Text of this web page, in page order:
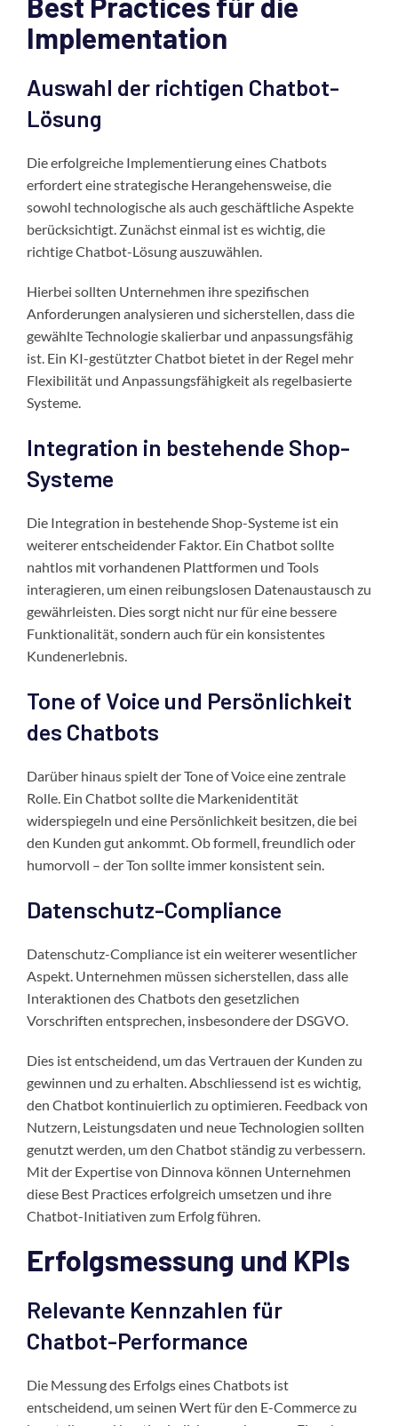
Implementation
Auswahl der richtigen Chatbot-
Lösung
Die erfolgreiche Implementierung eines Chatbots
erfordert eine strategische Herangehensweise, die
sowohl technologische als auch geschäftliche Aspekte
berücksichtigt. Zunächst einmal ist es wichtig, die
richtige Chatbot-Lösung auszuwählen.
Hierbei sollten Unternehmen ihre spezifischen
Anforderungen analysieren und sicherstellen, dass die
gewählte Technologie skalierbar und anpassungsfähig
ist. Ein KI-gestützter Chatbot bietet in der Regel mehr
Flexibilität und Anpassungsfähigkeit als regelbasierte
Systeme.
Integration in bestehende Shop-
Systeme
Die Integration in bestehende Shop-Systeme ist ein
weiterer entscheidender Faktor. Ein Chatbot sollte
nahtlos mit vorhandenen Plattformen und Tools
interagieren, um einen reibungslosen Datenaustausch zu
gewährleisten. Dies sorgt nicht nur für eine bessere
Funktionalität, sondern auch für ein konsistentes
Kundenerlebnis.
Tone of Voice und Persönlichkeit
des Chatbots
Darüber hinaus spielt der Tone of Voice eine zentrale
Rolle. Ein Chatbot sollte die Markenidentität
widerspiegeln und eine Persönlichkeit besitzen, die bei
den Kunden gut ankommt. Ob formell, freundlich oder
humorvoll – der Ton sollte immer konsistent sein.
Datenschutz-Compliance
Datenschutz-Compliance ist ein weiterer wesentlicher
Aspekt. Unternehmen müssen sicherstellen, dass alle
Interaktionen des Chatbots den gesetzlichen
Vorschriften entsprechen, insbesondere der DSGVO.
Dies ist entscheidend, um das Vertrauen der Kunden zu
gewinnen und zu erhalten. Abschliessend ist es wichtig,
den Chatbot kontinuierlich zu optimieren. Feedback von
Nutzern, Leistungsdaten und neue Technologien sollten
genutzt werden, um den Chatbot ständig zu verbessern.
Mit der Expertise von Dinnova können Unternehmen
diese Best Practices erfolgreich umsetzen und ihre
Chatbot-Initiativen zum Erfolg führen.
Erfolgsmessung und KPIs
Relevante Kennzahlen für
Chatbot-Performance
Die Messung des Erfolgs eines Chatbots ist
entscheidend, um seinen Wert für den E-Commerce zu